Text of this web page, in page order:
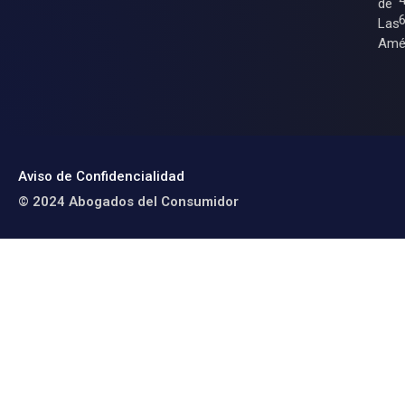
de
Las
Aviso de Confidencialidad
© 2024 Abogados del Consumidor